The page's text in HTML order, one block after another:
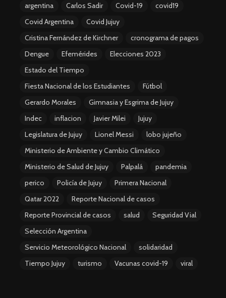
argentina
Carlos Sadir Covid-19
covid19
Covid Argentina
Covid Jujuy
Cristina Fernández de Kirchner
cronograma de pagos
Dengue
Efemérides
Elecciones 2023
Estado del Tiempo
Fiesta Nacional de los Estudiantes
Fútbol
Gerardo Morales
Gimnasia y Esgrima de Jujuy
Indec
inflacion Javier Milei
Jujuy
Legislatura de Jujuy
Lionel Messi
lobo jujeño
Ministerio de Ambiente y Cambio Climático
Ministerio de Salud de Jujuy
Palpalá
pandemia
perico
Policía de Jujuy
Primera Nacional
Qatar 2022
Reporte Nacional de casos
Reporte Provincial de casos
salud
Seguridad Vial
Selección Argentina
Servicio Meteorológico Nacional
solidaridad
Tiempo Jujuy
turismo Vacunas covid-19 viral